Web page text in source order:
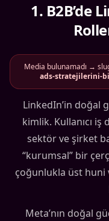
1. B2B’de
Media bulunamadı →
ads-stratejilerini-
LinkedIn’in doğal
kimlik. Kullanıcı iş
sektör ve şirket
“kurumsal” bir
çoğunlukla üst huni
Meta’nın doğal